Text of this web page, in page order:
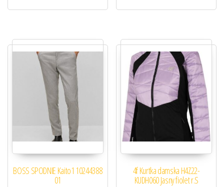
BOSS SPODNIE Kaito1 10244388
01
4f Kurtka damska H4Z22-
KUDH060 Jasny fiolet r.S